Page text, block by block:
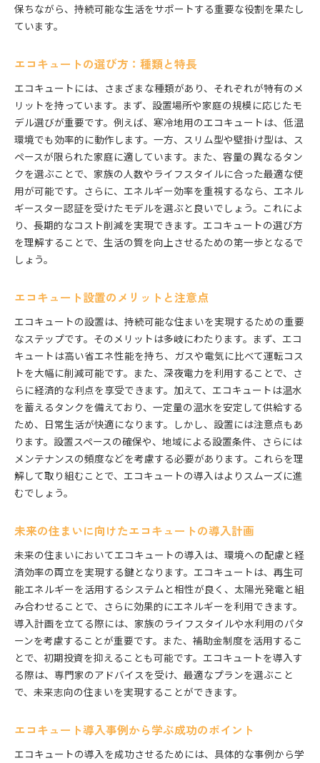
エコキュートを活用した賢い家計管理術
光熱費削減に役立つエコキュートの設定方法
エコキュートでお得に生活するためのヒント
環境に優しいエコキュートでライフスタイルを変える
エコキュートによる環境負荷の低減効果
エコ意識を高めるエコキュートの活用法
エコキュートで始めるサステナブルライフ
エコキュート導入によるライフスタイルの変革
地域社会に貢献するエコキュートの可能性
エコキュートと共に歩む環境保護活動
補助金制度を活用してエコキュートの設置をより身近
に
補助金を利用するための申請手順
エコキュートの補助金対象となる条件
最新の補助金制度情報をチェックする方法
補助金を活用したエコキュート設置の成功事例
補助金を利用して始めるエコキュートライフ
エコキュートの利点を活かした持続可能な住まいのス
テップ
エコキュートによる持続可能な住まい作りの第一
歩
エコキュートと組み合わせる他のエコ設備
エコキュートを活かした家計と環境への貢献
エコキュート導入後の効果的なメンテナンス方法
エコキュートと共に築く未来の住まいのビジョン
エコキュートが実現する持続可能な未来の住まいとは
エコキュートと再生可能エネルギーの活用
エコキュートが導く持続可能な未来のビジョン
エコキュートとスマートホームの連携
エコキュートを中心とした住まいのエネルギー管
理
未来の住宅設計におけるエコキュートの重要性
エコキュートと共に歩む環境に配慮した住まい作り
エコキュートを取り入れた住まいのデザイン
保ちながら、持続可能な生活をサポートする重要な役割を果たし
ています。
エコキュートの選び方：種類と特長
エコキュートには、さまざまな種類があり、それぞれが特有のメ
リットを持っています。まず、設置場所や家庭の規模に応じたモ
デル選びが重要です。例えば、寒冷地用のエコキュートは、低温
環境でも効率的に動作します。一方、スリム型や壁掛け型は、ス
ペースが限られた家庭に適しています。また、容量の異なるタン
クを選ぶことで、家族の人数やライフスタイルに合った最適な使
用が可能です。さらに、エネルギー効率を重視するなら、エネル
ギースター認証を受けたモデルを選ぶと良いでしょう。これによ
り、長期的なコスト削減を実現できます。エコキュートの選び方
を理解することで、生活の質を向上させるための第一歩となるで
しょう。
エコキュート設置のメリットと注意点
エコキュートの設置は、持続可能な住まいを実現するための重要
なステップです。そのメリットは多岐にわたります。まず、エコ
キュートは高い省エネ性能を持ち、ガスや電気に比べて運転コス
トを大幅に削減可能です。また、深夜電力を利用することで、さ
らに経済的な利点を享受できます。加えて、エコキュートは温水
を蓄えるタンクを備えており、一定量の温水を安定して供給する
ため、日常生活が快適になります。しかし、設置には注意点もあ
ります。設置スペースの確保や、地域による設置条件、さらには
メンテナンスの頻度などを考慮する必要があります。これらを理
解して取り組むことで、エコキュートの導入はよりスムーズに進
むでしょう。
未来の住まいに向けたエコキュートの導入計画
未来の住まいにおいてエコキュートの導入は、環境への配慮と経
済効率の両立を実現する鍵となります。エコキュートは、再生可
能エネルギーを活用するシステムと相性が良く、太陽光発電と組
み合わせることで、さらに効果的にエネルギーを利用できます。
導入計画を立てる際には、家族のライフスタイルや水利用のパタ
ーンを考慮することが重要です。また、補助金制度を活用するこ
とで、初期投資を抑えることも可能です。エコキュートを導入す
る際は、専門家のアドバイスを受け、最適なプランを選ぶこと
で、未来志向の住まいを実現することができます。
エコキュート導入事例から学ぶ成功のポイント
エコキュートの導入を成功させるためには、具体的な事例から学